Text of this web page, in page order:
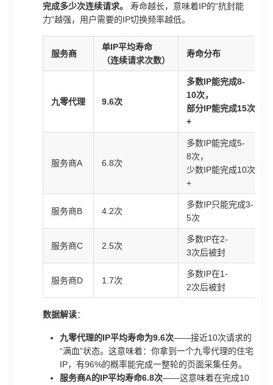
完成多少次连续请求。
寿命越长，意味着IP的“抗封能
力”越强，用户需要的IP切换频率越低。
服务商
单IP平均寿命
（连续请求次数）
寿命分布
九零代理 9.6次
多数IP能完成8-
10次，
部分IP能完成15次
+
服务商A 6.8次
多数IP能完成5-
8次，
少数IP能完成10次
+
服务商B 4.2次
多数IP只能完成3-
5次
服务商C 2.5次
多数IP在2-
3次后被封
服务商D 1.7次
多数IP在1-
2次后被封
数据解读：
九零代理的IP平均寿命为9.6次——接近10次请求的
“满血”状态。这意味着：你拿到一个九零代理的住宅
IP，有96%的概率能完成一整轮的页面采集任务。
服务商A的IP平均寿命6.8次——这意味着在完成10